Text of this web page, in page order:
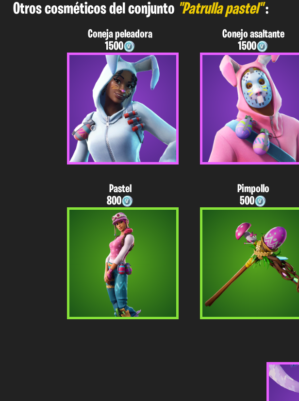
Otros cosméticos del conjunto "Patrulla pastel":
Coneja peleadora
1500
Conejo asaltante
1500
Pastel
800
Pimpollo
500